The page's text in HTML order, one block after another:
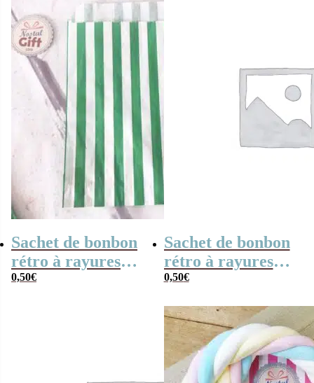
Sachet de bonbon
rétro à rayures
vertes et blanches
0,50€
Sachet de bonbon
rétro à rayures
noires et blanches
0,50€